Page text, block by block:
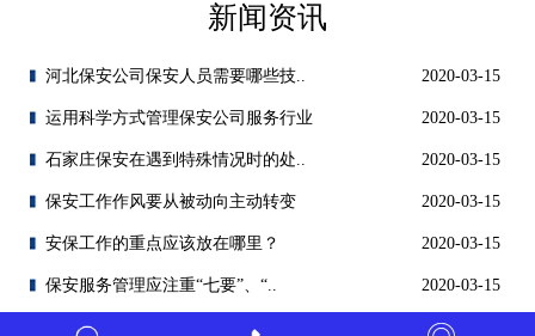
新闻资讯
河北保安公司保安人员需要哪些技.. 2020-03-15
运用科学方式管理保安公司服务行业 2020-03-15
石家庄保安在遇到特殊情况时的处.. 2020-03-15
保安工作作风要从被动向主动转变 2020-03-15
安保工作的重点应该放在哪里？ 2020-03-15
保安服务管理应注重“七要”、“.. 2020-03-15